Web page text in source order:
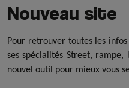
Nouveau site
Pour retrouver toutes les
ses spécialités Street,
nouvel outil pour mieux vous